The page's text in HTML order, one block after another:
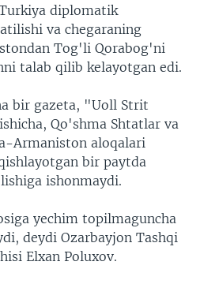
diplomatik
va chegaraning
Tog'li Qorabog'ni
talab qilib kelayotgan edi.
bir gazeta, "Uoll Strit
Qo'shma Shtatlar va
Armaniston aloqalari
bir paytda
ishonmaydi.
yechim topilmaguncha
deydi Ozarbayjon Tashqi
Elxan Poluxov.